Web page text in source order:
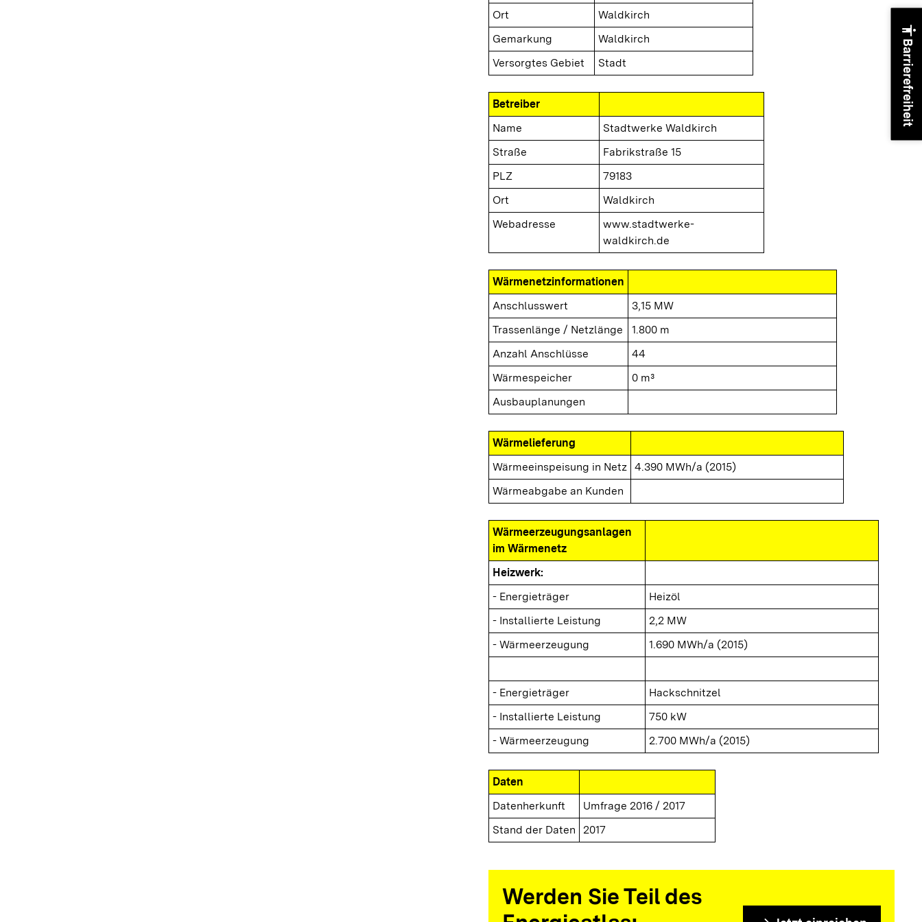
Ort
Waldkirch
Gemarkung
Waldkirch
Versorgtes Gebiet
Stadt
Betreiber
Name
Stadtwerke Waldkirch
Straße
Fabrikstraße 15
PLZ
79183
Ort
Waldkirch
Webadresse
www.stadtwerke-
waldkirch.de
Wärmenetzinformationen
Anschlusswert
3,15 MW
Trassenlänge / Netzlänge
1.800 m
Anzahl Anschlüsse
44
Wärmespeicher
0 m³
Ausbauplanungen
Wärmelieferung
Wärmeeinspeisung in Netz 4.390 MWh/a (2015)
Wärmeabgabe an Kunden
Wärmeerzeugungsanlagen
im Wärmenetz
Heizwerk:
- Energieträger
Heizöl
- Installierte Leistung
2,2 MW
- Wärmeerzeugung
1.690 MWh/a (2015)
- Energieträger
Hackschnitzel
- Installierte Leistung
750 kW
- Wärmeerzeugung
2.700 MWh/a (2015)
Daten
Datenherkunft
Umfrage 2016 / 2017
Stand der Daten
2017
Werden Sie Teil des
accessibility
Barrierefreiheit